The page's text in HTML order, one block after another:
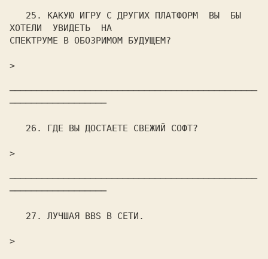
ХОТЕЛИ  УВИДЕТЬ  HА
СПЕКТРУМЕ В ОБОЗРИМОМ БУДУЩЕМ?
>
──────────────────────────────────────────────
──────────────────
>
──────────────────────────────────────────────
──────────────────
>